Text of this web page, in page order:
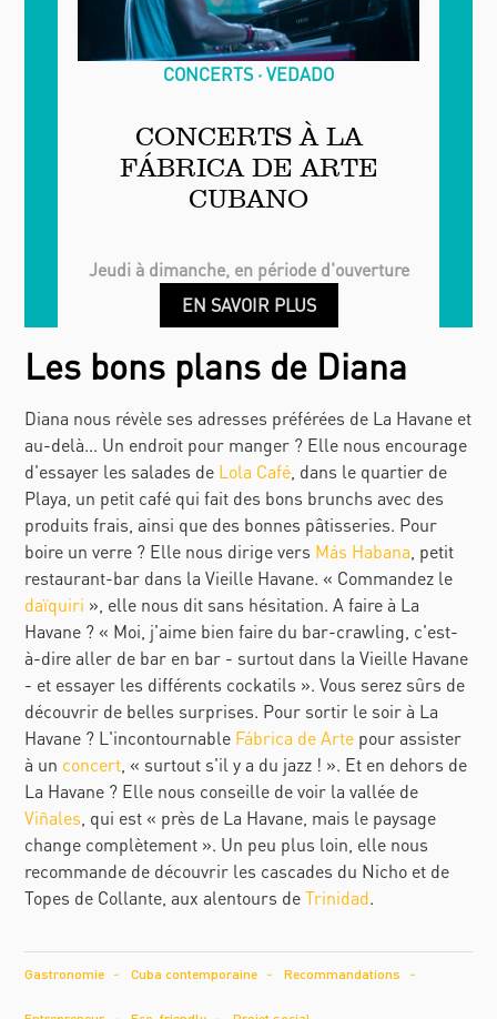
CONCERTS VEDADO
CONCERTS À LA
FÁBRICA DE ARTE
CUBANO
Jeudi à dimanche, en période d'ouverture
EN SAVOIR PLUS
Les bons plans de Diana
Diana nous révèle ses adresses préférées de La Havane et
au-delà... Un endroit pour manger ? Elle nous encourage
d'essayer les salades de Lola Café , dans le quartier de
Playa, un petit café qui fait des bons brunchs avec des
produits frais, ainsi que des bonnes pâtisseries. Pour
boire un verre ? Elle nous dirige vers Más Habana , petit
restaurant-bar dans la Vieille Havane. « Commandez le
daïquiri », elle nous dit sans hésitation. A faire à La
Havane ? « Moi, j'aime bien faire du bar-crawling, c'est-
à-dire aller de bar en bar - surtout dans la Vieille Havane
- et essayer les différents cockatils ». Vous serez sûrs de
découvrir de belles surprises. Pour sortir le soir à La
Havane ? L'incontournable Fábrica de Arte pour assister
à un concert , « surtout s'il y a du jazz ! ». Et en dehors de
La Havane ? Elle nous conseille de voir la vallée de
Viñales , qui est « près de La Havane, mais le paysage
change complètement ». Un peu plus loin, elle nous
recommande de découvrir les cascades du Nicho et de
Topes de Collante, aux alentours deTrinidad.
Gastronomie Cuba contemporaine Recommandations